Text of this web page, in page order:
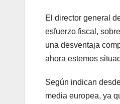
El director general
esfuerzo fiscal,
una desventaja
ahora estemos
Según indican
media europea, ya